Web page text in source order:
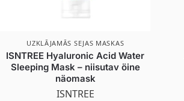
UZKLĀJAMĀS SEJAS MASKAS
ISNTREE Hyaluronic Acid Water
Sleeping Mask – niisutav öine
näomask
ISNTREE